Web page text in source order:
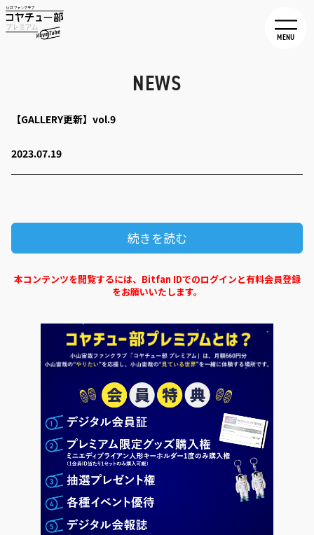
MENU
NEWS
【GALLERY更新】vol.9
2023.07.19
続きを読む
本コンテンツを閲覧するには、Bitfan IDでのログインと有料会員登録
をお願いいたします。